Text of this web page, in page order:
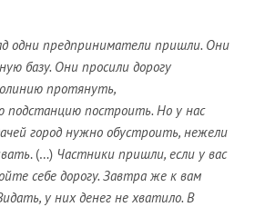
одни предприниматели пришли. Они
базу. Они просили дорогу
протянуть,
построить. Но у нас
город нужно обустроить, нежели
. (…) Частники пришли, если у вас
себе дорогу. Завтра же к вам
у них денег не хватило. В